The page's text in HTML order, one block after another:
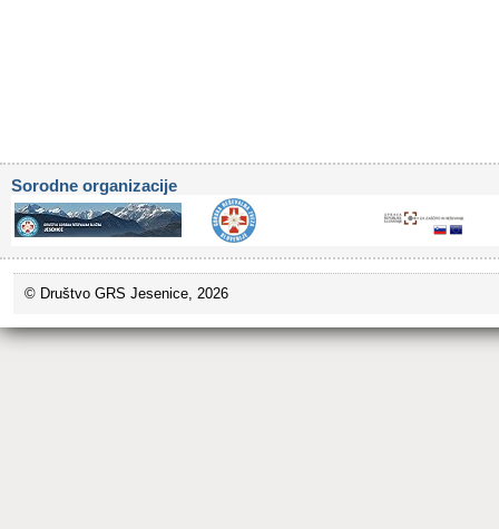
Sorodne organizacije
© Društvo GRS Jesenice, 2026